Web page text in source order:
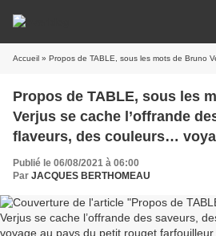
Accueil » Propos de TABLE, sous les mots de Bruno Verjus se cache l’offrande des saveurs, des flaveurs, des
Propos de TABLE, sous les
Verjus se cache l’offrande
flaveurs, des couleurs…
petit rouget farfouilleur et du
Publié le 06/08/2021 à 06:00
Par JACQUES BERTHOMEAU